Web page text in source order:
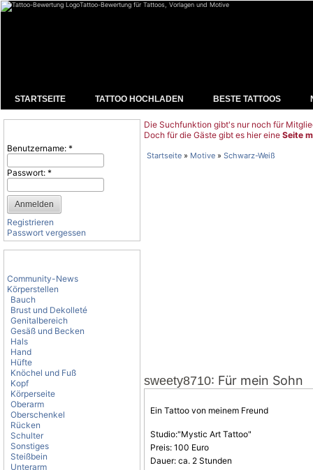
Tattoo-Bewertung für Tattoos, Vorlagen und Motive
STARTSEITE TATTOO HOCHLADEN BESTE TATTOOS
Benutzername: *
Passwort: *
Registrieren
Passwort vergessen
Community-News
Körperstellen
Bauch
Brust und Dekolleté
Genitalbereich
Gesäß und Becken
Hals
Hand
Hüfte
Knöchel und Fuß
Kopf
Körperseite
Oberarm
Oberschenkel
Rücken
Schulter
Sonstiges
Steißbein
Unterarm
Die Suchfunktion gibt's nur noch für
Doch für die Gäste gibt es hier eine Seite
Startseite » Motive » Schwarz-Weiß
sweety8710: Für mein Sohn
Ein Tattoo von meinem Freund
Studio:"Mystic Art Tattoo"
Preis: 100 Euro
Dauer: ca. 2 Stunden